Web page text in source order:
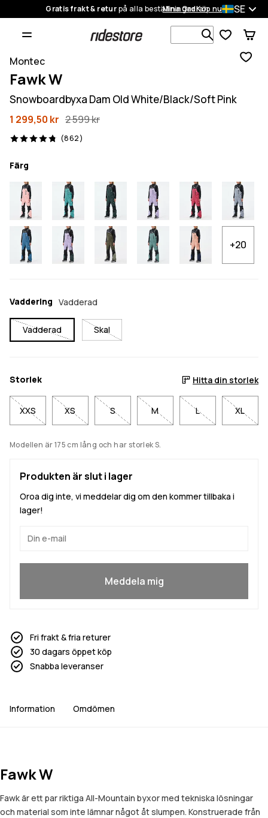
Gratis frakt & returpå alla beställningarKöp nu
Mina Ordrar SE
Sök bland
Montec
Fawk W
Snowboardbyxa Dam Old White/Black/Soft Pink
1 299,50 kr 2 599 kr
(862)
862 recensioner, 4.8/5
Färg
+20
Vaddering Vadderad
Vadderad Skal
Storlek Hitta din storlek
XXS XS S M L XL
Modellen är 175 cm lång och har storlek S.
Produkten är slut i lager
Oroa dig inte, vi meddelar dig om den kommer tillbaka i
lager!
Meddela mig
Fri frakt & fria returer
30 dagars öppet köp
Snabba leveranser
Information Omdömen
Fawk W
Fawk är ett par riktiga All-Mountain byxor med tekniska lösningar
och material som inte lämnar något åt slumpen. Konstruerade från